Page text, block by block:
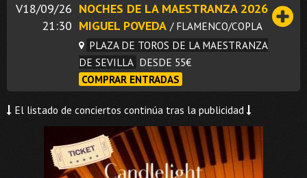
V18/09/26
21:30
NOCHES DE LA MAESTRANZA 2026
MIGUEL POVEDA / FLAMENCO/COPLA
PLAZA DE TOROS DE LA MAESTRANZA
DE SEVILLA DESDE 55€
COMPRAR ENTRADAS
El listado de conciertos continúa tras la publicidad